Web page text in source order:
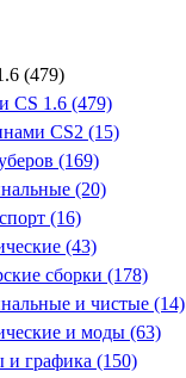
(479)
CS 1.6 (479)
CS2 (15)
(169)
(20)
(16)
(43)
сборки (178)
и чистые (14)
и моды (63)
графика (150)